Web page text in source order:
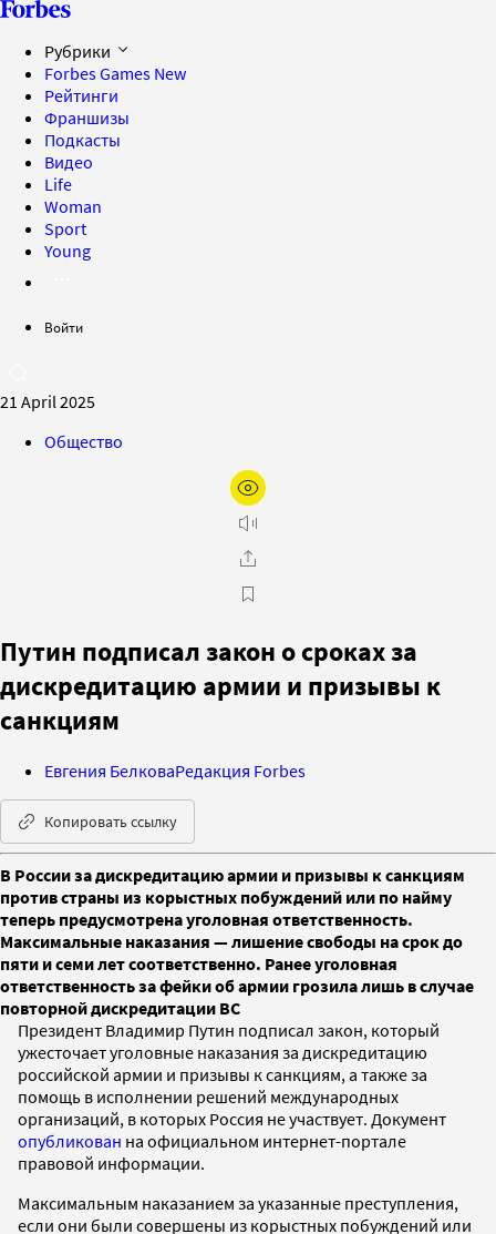
Рубрики
Forbes Games New
Рейтинги
Франшизы
Подкасты
Видео
Life
Woman
Sport
Young
Войти
21 April 2025
Общество
Путин подписал закон о сроках за
дискредитацию армии и призывы к
санкциям
Евгения БелковаРедакция Forbes
Копировать ссылку
В России за дискредитацию армии и призывы к санкциям
против страны из корыстных побуждений или по найму
теперь предусмотрена уголовная ответственность.
Максимальные наказания — лишение свободы на срок до
пяти и семи лет соответственно. Ранее уголовная
ответственность за фейки об армии грозила лишь в случае
повторной дискредитации ВС
Президент Владимир Путин подписал закон, который
ужесточает уголовные наказания за дискредитацию
российской армии и призывы к санкциям, а также за
помощь в исполнении решений международных
организаций, в которых Россия не участвует. Документ
опубликован на официальном интернет-портале
правовой информации.
Максимальным наказанием за указанные преступления,
если они были совершены из корыстных побуждений или